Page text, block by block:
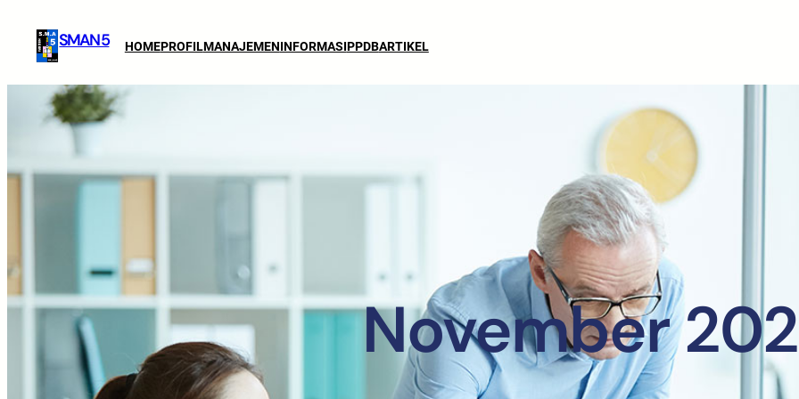
SMAN 5 HOMEPROFILMANAJEMENINFORMASIPPDBARTIKEL
November